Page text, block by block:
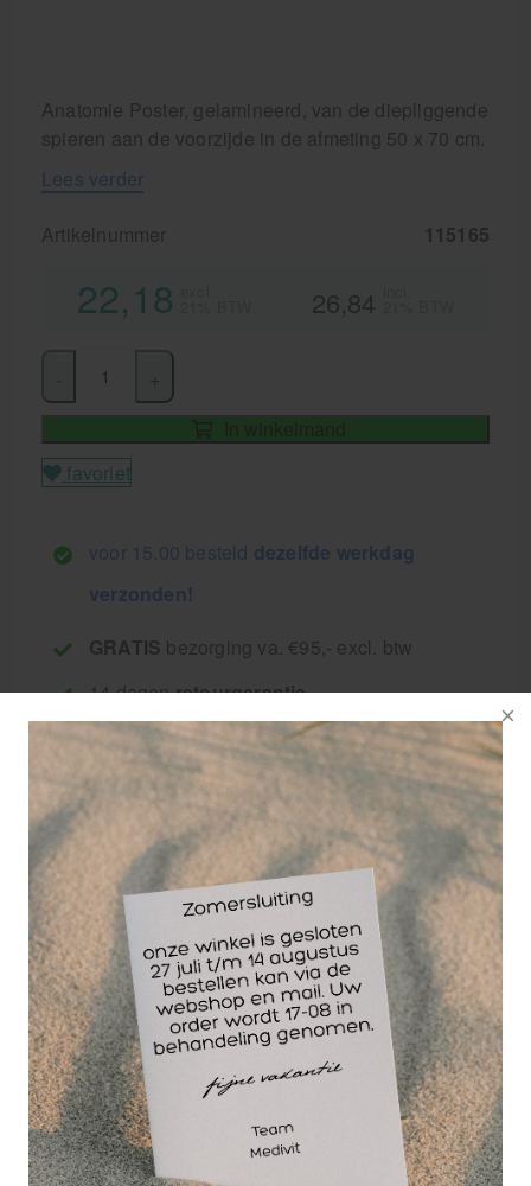
Anatomie Poster, gelamineerd, van de diepliggende
spieren aan de voorzijde in de afmeting 50 x 70 cm.
Lees verder
Artikelnummer 115165
22,18 26,84
In winkelmand
favoriet
voor 15.00 besteld dezelfde werkdag
verzonden!
GRATIS bezorging va. €95,- excl. btw
14 dagenretourgarantie
30 jaar
dé paramedisch specialist
Gelamineerde, watervaste anatomie poster van de
diepliggende spieren aan de voorijde 50 x 70 cm.
Anatomie poster in kleur, voorzien van alle Latijnse
benamingen, categorie en titel benaming in het
engels of duits. De anatomie poster heeft een hard
plastic onder- en bovenlijst en een ophangring. De
anatomie poster is uitermate geschikt voor
educatieve en decoratieve doeleinden. Tevens